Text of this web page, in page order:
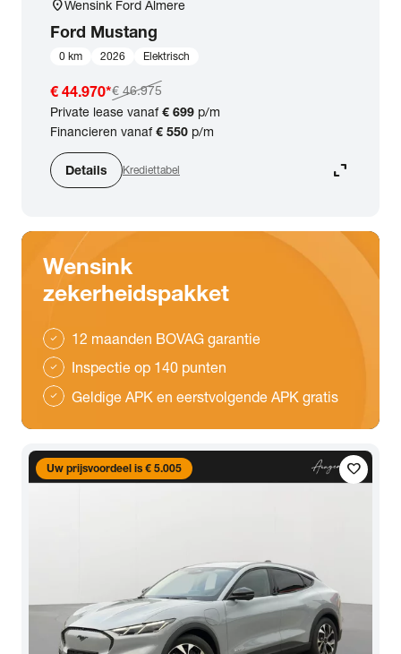
location_onWensink Ford Almere
Ford Mustang
0 km 2026 Elektrisch
€ 44.970*€ 46.975
Private lease vanaf€ 699 p/m
Financieren vanaf€ 550 p/m
Details Krediettabel expand_content
Wensink
zekerheidspakket
check 12 maanden BOVAG garantie
check Inspectie op 140 punten
check Geldige APK en eerstvolgende APK gratis
favorite
Uw prijsvoordeel is € 5.005